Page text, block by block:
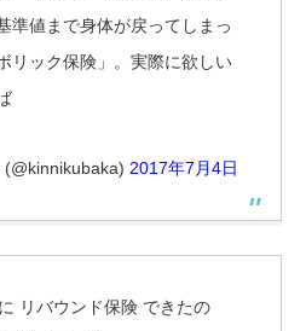
準値まで身体が戻ってしまっ
リック保険」。実際に欲しい
2017年7月4日
リバウンド保険 できたの